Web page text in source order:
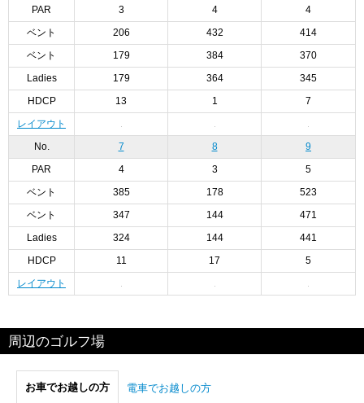
PAR 3 4 4
ベント 206 432 414
ベント 179 384 370
Ladies 179 364 345
HDCP 13 1 7
レイアウト
No. 7 8 9
PAR 4 3 5
ベント 385 178 523
ベント 347 144 471
Ladies 324 144 441
HDCP 11 17 5
レイアウト
周辺のゴルフ場
お車でお越しの方 電車でお越しの方